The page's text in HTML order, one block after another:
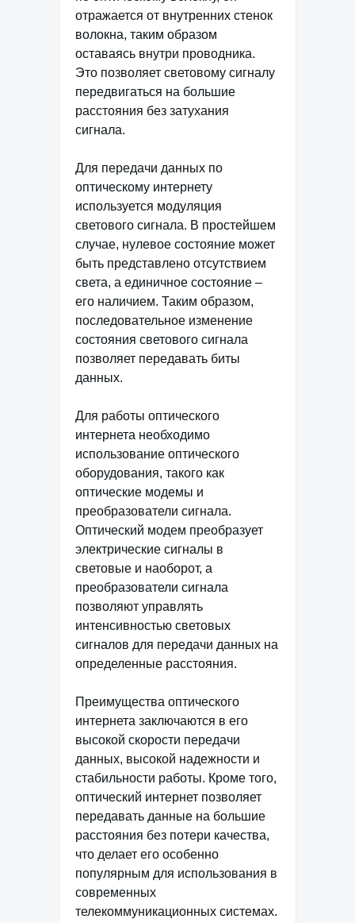
отражается от внутренних стенок
волокна, таким образом
оставаясь внутри проводника.
Это позволяет световому сигналу
передвигаться на большие
расстояния без затухания
сигнала.
Для передачи данных по
оптическому интернету
используется модуляция
светового сигнала. В простейшем
случае, нулевое состояние может
быть представлено отсутствием
света, а единичное состояние –
его наличием. Таким образом,
последовательное изменение
состояния светового сигнала
позволяет передавать биты
данных.
Для работы оптического
интернета необходимо
использование оптического
оборудования, такого как
оптические модемы и
преобразователи сигнала.
Оптический модем преобразует
электрические сигналы в
световые и наоборот, а
преобразователи сигнала
позволяют управлять
интенсивностью световых
сигналов для передачи данных на
определенные расстояния.
Преимущества оптического
интернета заключаются в его
высокой скорости передачи
данных, высокой надежности и
стабильности работы. Кроме того,
оптический интернет позволяет
передавать данные на большие
расстояния без потери качества,
что делает его особенно
популярным для использования в
современных
телекоммуникационных системах.